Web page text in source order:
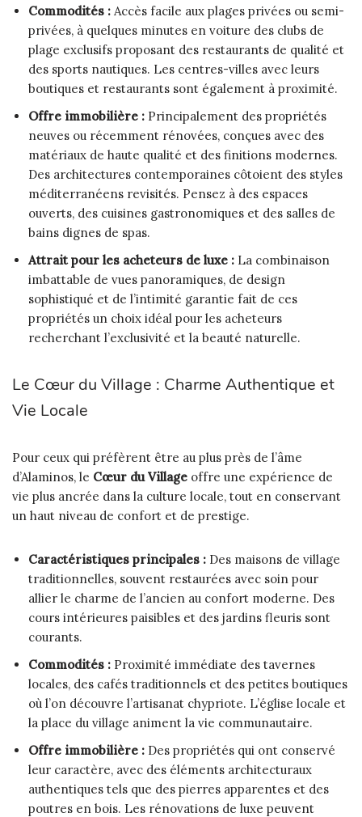
Commodités : Accès facile aux plages privées ou semi-
privées, à quelques minutes en voiture des clubs de
plage exclusifs proposant des restaurants de qualité et
des sports nautiques. Les centres-villes avec leurs
boutiques et restaurants sont également à proximité.
Offre immobilière : Principalement des propriétés
neuves ou récemment rénovées, conçues avec des
matériaux de haute qualité et des finitions modernes.
Des architectures contemporaines côtoient des styles
méditerranéens revisités. Pensez à des espaces
ouverts, des cuisines gastronomiques et des salles de
bains dignes de spas.
Attrait pour les acheteurs de luxe : La combinaison
imbattable de vues panoramiques, de design
sophistiqué et de l’intimité garantie fait de ces
propriétés un choix idéal pour les acheteurs
recherchant l’exclusivité et la beauté naturelle.
Le Cœur du Village : Charme Authentique et
Vie Locale
Pour ceux qui préfèrent être au plus près de l’âme
d’Alaminos, le Cœur du Village offre une expérience de
vie plus ancrée dans la culture locale, tout en conservant
un haut niveau de confort et de prestige.
Caractéristiques principales : Des maisons de village
traditionnelles, souvent restaurées avec soin pour
allier le charme de l’ancien au confort moderne. Des
cours intérieures paisibles et des jardins fleuris sont
courants.
Commodités : Proximité immédiate des tavernes
locales, des cafés traditionnels et des petites boutiques
où l’on découvre l’artisanat chypriote. L’église locale et
la place du village animent la vie communautaire.
Offre immobilière : Des propriétés qui ont conservé
leur caractère, avec des éléments architecturaux
authentiques tels que des pierres apparentes et des
poutres en bois. Les rénovations de luxe peuvent